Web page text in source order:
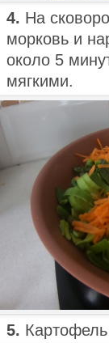
4. На
морковь и
около 5
мягкими.
5.